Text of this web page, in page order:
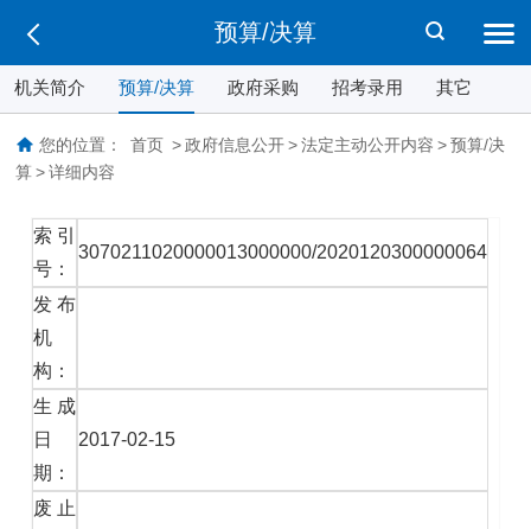
预算/决算
机关简介 预算/决算 政府采购 招考录用 其它
您的位置： 首页 > 政府信息公开 > 法定主动公开内容 > 预算/决
算 > 详细内容
索引
号：
3070211020000013000000/2020120300000064
发布
机
构：
生成
日
期：
2017-02-15
废止